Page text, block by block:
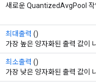
새로운 QuantizedAvgPool 작
최대출력 ()
가장 높은 양자화된 출력 값이
최소출력 ()
가장 낮은 양자화된 출력 값이